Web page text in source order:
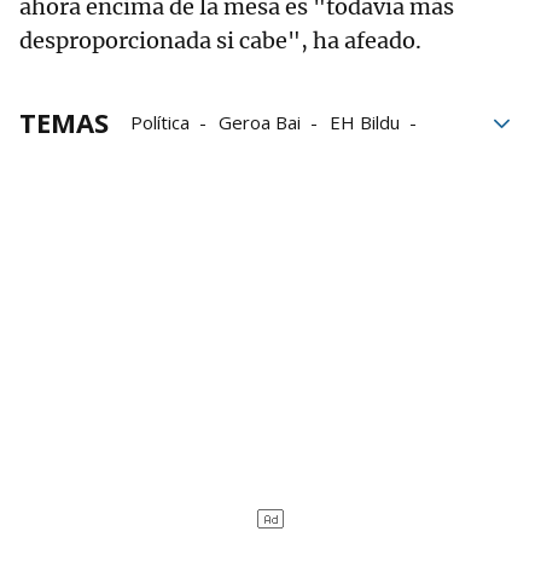
ahora encima de la mesa es "todavía más
desproporcionada si cabe", ha afeado.
TEMAS Política Geroa Bai
EH Bildu